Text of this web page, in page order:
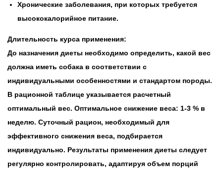
Хронические заболевания, при которых требуется
высококалорийное питание.
Длительность курса применения:
До назначения диеты необходимо определить, какой вес
должна иметь собака в соответствии с
индивидуальными особенностями и стандартом породы.
В рационной таблице указывается расчетный
оптимальный вес. Оптимальное снижение веса: 1-3 % в
неделю. Суточный рацион, необходимый для
эффективного снижения веса, подбирается
индивидуально. Результаты применения диеты следует
регулярно контролировать, адаптируя объем порций